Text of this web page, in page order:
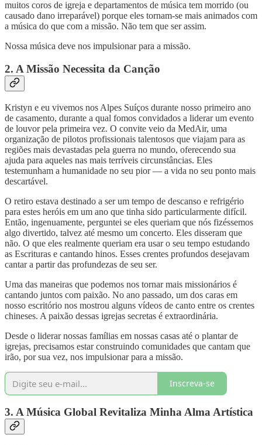
muitos coros de igreja e departamentos de música tem morrido (ou
causado dano irreparável) porque eles tornam-se mais animados com
a música do que com a missão. Não tem que ser assim.
Nossa música deve nos impulsionar para a missão.
2. A Missão Necessita da Canção
Kristyn e eu vivemos nos Alpes Suíços durante nosso primeiro ano
de casamento, durante a qual fomos convidados a liderar um evento
de louvor pela primeira vez. O convite veio da MedAir, uma
organização de pilotos profissionais talentosos que viajam para as
regiões mais devastadas pela guerra no mundo, oferecendo sua
ajuda para aqueles nas mais terríveis circunstâncias. Eles
testemunham a humanidade no seu pior — a vida no seu ponto mais
descartável.
O retiro estava destinado a ser um tempo de descanso e refrigério
para estes heróis em um ano que tinha sido particularmente difícil.
Então, ingenuamente, perguntei se eles queriam que nós fizéssemos
algo divertido, talvez até mesmo um concerto. Eles disseram que
não. O que eles realmente queriam era usar o seu tempo estudando
as Escrituras e cantando hinos. Esses crentes profundos desejavam
cantar a partir das profundezas de seu ser.
Uma das maneiras que podemos nos tornar mais missionários é
cantando juntos com paixão. No ano passado, um dos caras em
nosso escritório nos mostrou alguns vídeos de canto entre os crentes
chineses. A paixão dessas igrejas secretas é extraordinária.
Desde o liderar nossas famílias em nossas casas até o plantar de
igrejas, precisamos estar construindo comunidades que cantam que
irão, por sua vez, nos impulsionar para a missão.
Inscreva-se
3. A Música Global Revitaliza Minha Alma Artística